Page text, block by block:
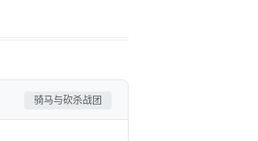
骑马与砍杀战团